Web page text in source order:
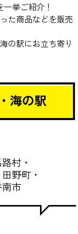
挙ご紹介！
た商品などを販売
の駅にお立ち寄り
海の駅
村・
田野町・
市